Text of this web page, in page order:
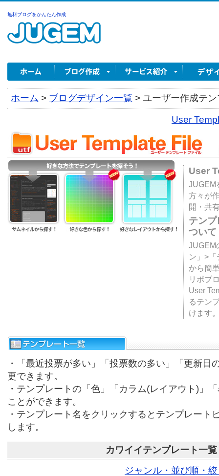
無料ブログをかんたん作成
ホーム > ブログデザイン一覧 > ユーザー作成テ
User
User
JUGEM
方々が
開・共
テン
ついて
JUGEM
ン」>
から簡
リポブ
User
るテン
けます
・「最近投票が多い」「投票数の多い」「更新日
更できます。
・テンプレートの「色」「カラム(レイアウト)」
ことができます。
・テンプレート名をクリックするとテンプレート
します。
カワイイテンプレート一覧
ジャンル・並び順・